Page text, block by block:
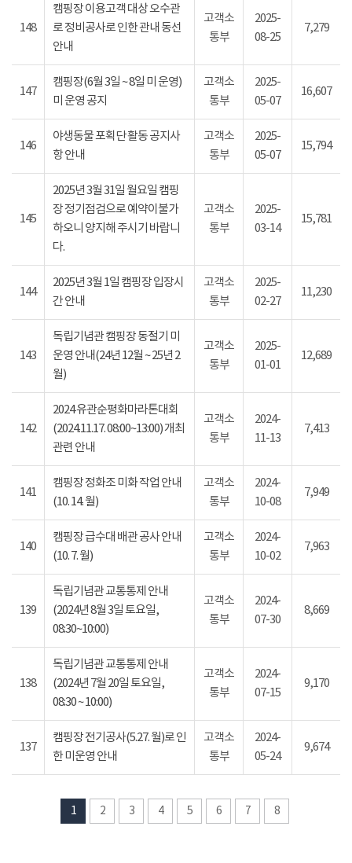
148
캠핑장 이용고객 대상 오수관
로 정비공사로 인한 관내 동선
안내
고객소
통부
2025-
08-25
7,279
147
캠핑장(6월 3일 ~ 8일 미 운영)
미 운영 공지
고객소
통부
2025-
05-07
16,607
146
야생동물 포획단 활동 공지사
항 안내
고객소
통부
2025-
05-07
15,794
145
2025년 3월 31일 월요일 캠핑
장 정기점검으로 예약이불가
하오니 양지해 주시기 바랍니
다.
고객소
통부
2025-
03-14
15,781
144
2025년 3월 1일 캠핑장 입장시
간 안내
고객소
통부
2025-
02-27
11,230
143
독립기념관 캠핑장 동절기 미
운영 안내(24년 12월 ~ 25년 2
월)
고객소
통부
2025-
01-01
12,689
142
2024 유관순평화마라톤대회
(2024.11.17. 08:00~13:00) 개최
관련 안내
고객소
통부
2024-
11-13
7,413
141
캠핑장 정화조 미화 작업 안내
(10. 14. 월)
고객소
통부
2024-
10-08
7,949
140
캠핑장 급수대 배관 공사 안내
(10. 7. 월)
고객소
통부
2024-
10-02
7,963
139
독립기념관 교통통제 안내
(2024년 8월 3일 토요일,
08:30~10:00)
고객소
통부
2024-
07-30
8,669
138
독립기념관 교통통제 안내
(2024년 7월 20일 토요일,
08:30 ~ 10:00)
고객소
통부
2024-
07-15
9,170
137
캠핑장 전기공사(5.27. 월)로 인
한 미운영 안내
고객소
통부
2024-
05-24
9,674
1 2 3 4 5 6 7 8